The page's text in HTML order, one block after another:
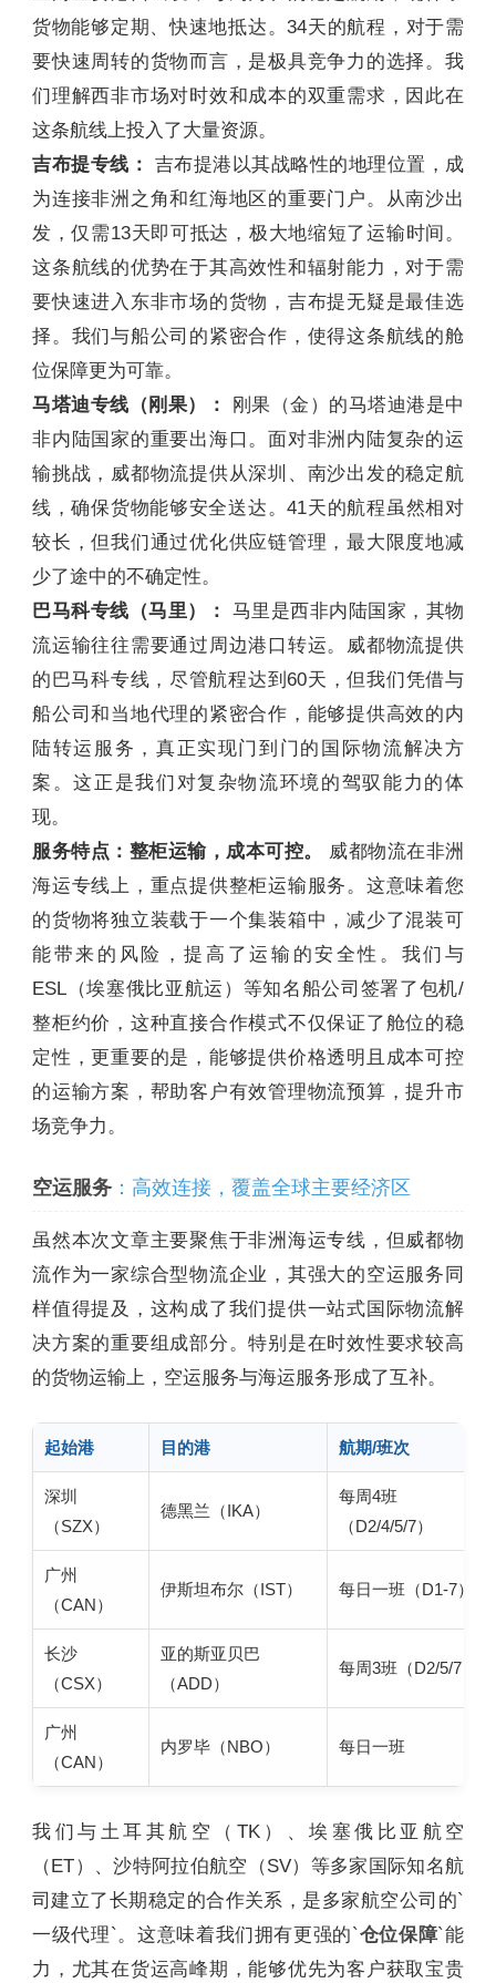
货物能够定期、快速地抵达。34天的航程，对于需
要快速周转的货物而言，是极具竞争力的选择。我
们理解西非市场对时效和成本的双重需求，因此在
这条航线上投入了大量资源。
吉布提专线： 吉布提港以其战略性的地理位置，成
为连接非洲之角和红海地区的重要门户。从南沙出
发，仅需13天即可抵达，极大地缩短了运输时间。
这条航线的优势在于其高效性和辐射能力，对于需
要快速进入东非市场的货物，吉布提无疑是最佳选
择。我们与船公司的紧密合作，使得这条航线的舱
位保障更为可靠。
马塔迪专线（刚果）：
刚果（金）的马塔迪港是中
非内陆国家的重要出海口。面对非洲内陆复杂的运
输挑战，威都物流提供从深圳、南沙出发的稳定航
线，确保货物能够安全送达。41天的航程虽然相对
较长，但我们通过优化供应链管理，最大限度地减
少了途中的不确定性。
巴马科专线（马里）： 马里是西非内陆国家，其物
流运输往往需要通过周边港口转运。威都物流提供
的巴马科专线，尽管航程达到60天，但我们凭借与
船公司和当地代理的紧密合作，能够提供高效的内
陆转运服务，真正实现门到门的国际物流解决方
案。这正是我们对复杂物流环境的驾驭能力的体
现。
服务特点：整柜运输，成本可控。 威都物流在非洲
海运专线上，重点提供整柜运输服务。这意味着您
的货物将独立装载于一个集装箱中，减少了混装可
能带来的风险，提高了运输的安全性。我们与
ESL（埃塞俄比亚航运）等知名船公司签署了包机/
整柜约价，这种直接合作模式不仅保证了舱位的稳
定性，更重要的是，能够提供价格透明且成本可控
的运输方案，帮助客户有效管理物流预算，提升市
场竞争力。
空运服务 ：高效连接，覆盖全球主要经济区
虽然本次文章主要聚焦于非洲海运专线，但威都物
流作为一家综合型物流企业，其强大的空运服务同
样值得提及，这构成了我们提供一站式国际物流解
决方案的重要组成部分。特别是在时效性要求较高
的货物运输上，空运服务与海运服务形成了互补。
起始港 目的港 航期/班次
深圳
（SZX）
德黑兰（IKA）
每周4班
（D2/4/5/7）
广州
（CAN）
伊斯坦布尔（IST） 每日一班（D1-7）
长沙
（CSX）
亚的斯亚贝巴
（ADD）
每周3班（D2/5/7）
广州
（CAN）
内罗毕（NBO） 每日一班
我们与土耳其航空（TK）、埃塞俄比亚航空
（ET）、沙特阿拉伯航空（SV）等多家国际知名航
司建立了长期稳定的合作关系，是多家航空公司的`
一级代理`。这意味着我们拥有更强的`仓位保障`能
力，尤其在货运高峰期，能够优先为客户获取宝贵